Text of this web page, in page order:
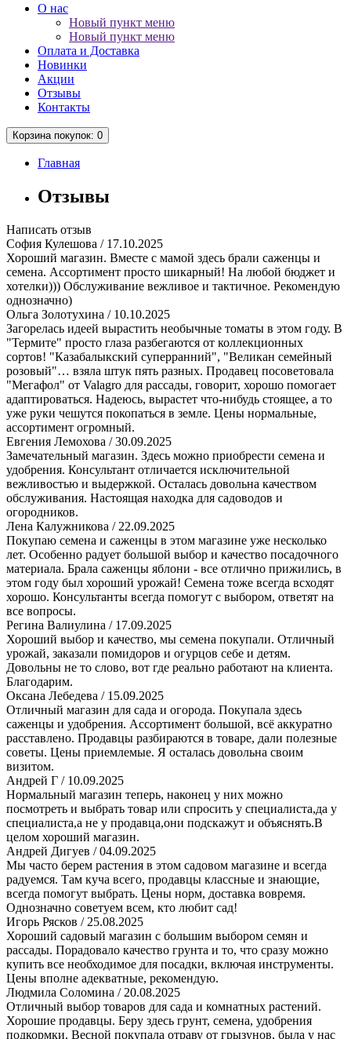
О нас
Новый пункт меню
Новый пункт меню
Оплата и Доставка
Новинки
Акции
Отзывы
Контакты
Корзина покупок: 0
Главная
Отзывы
Написать отзыв
София Кулешова / 17.10.2025
Хороший магазин. Вместе с мамой здесь брали саженцы и
семена. Ассортимент просто шикарный! На любой бюджет и
хотелки))) Обслуживание вежливое и тактичное. Рекомендую
однозначно)
Ольга Золотухина / 10.10.2025
Загорелась идеей вырастить необычные томаты в этом году. В
"Термите" просто глаза разбегаются от коллекционных
сортов! "Казабалыкский суперранний", "Великан семейный
розовый"… взяла штук пять разных. Продавец посоветовала
"Мегафол" от Valagro для рассады, говорит, хорошо помогает
адаптироваться. Надеюсь, вырастет что-нибудь стоящее, а то
уже руки чешутся покопаться в земле. Цены нормальные,
ассортимент огромный.
​Евгения Лемохова / 30.09.2025
Замечательный магазин. Здесь можно приобрести семена и
удобрения. Консультант отличается исключительной
вежливостью и выдержкой. Осталась довольна качеством
обслуживания. Настоящая находка для садоводов и
огородников.
​Лена Калужникова / 22.09.2025
Покупаю семена и саженцы в этом магазине уже несколько
лет. Особенно радует большой выбор и качество посадочного
материала. Брала саженцы яблони - все отлично прижились, в
этом году был хороший урожай! Семена тоже всегда всходят
хорошо. Консультанты всегда помогут с выбором, ответят на
все вопросы.
Регина Валиулина / 17.09.2025
Хороший выбор и качество, мы семена покупали. Отличный
урожай, заказали помидоров и огурцов себе и детям.
Довольны не то слово, вот где реально работают на клиента.
Благодарим.
Оксана Лебедева / 15.09.2025
​Отличный магазин для сада и огорода. Покупала здесь
саженцы и удобрения. Ассортимент большой, всё аккуратно
расставлено. Продавцы разбираются в товаре, дали полезные
советы. Цены приемлемые. Я осталась довольна своим
визитом.
Андрей Г / 10.09.2025
Нормальный магазин теперь, наконец у них можно
посмотреть и выбрать товар или спросить у специалиста,да у
специалиста,а не у продавца,они подскажут и объяснять.В
целом хороший магазин.
Андрей Дигуев / 04.09.2025
Мы часто берем растения в этом садовом магазине и всегда
радуемся. Там куча всего, продавцы классные и знающие,
всегда помогут выбрать. Цены норм, доставка вовремя.
Однозначно советуем всем, кто любит сад!
Игорь Рясков / 25.08.2025
Хороший садовый магазин с большим выбором семян и
рассады. Порадовало качество грунта и то, что сразу можно
купить все необходимое для посадки, включая инструменты.
Цены вполне адекватные, рекомендую.
Людмила Соломина / 20.08.2025
Отличный выбор товаров для сада и комнатных растений.
Хорошие продавцы. Беру здесь грунт, семена, удобрения
подкормки. Весной покупала отраву от грызунов, была у нас